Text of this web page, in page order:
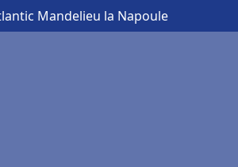
Mandelieu la Napoule